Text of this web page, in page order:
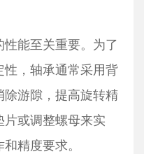
能至关重要。为了
，轴承通常采用背
游隙，提高旋转精
或调整螺母来实
精度要求。